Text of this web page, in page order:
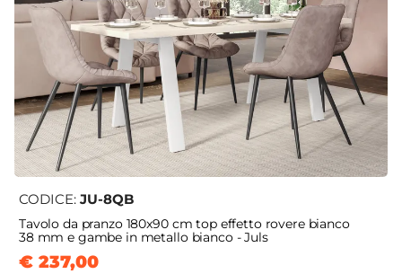
CODICE: JU-8QB
Tavolo da pranzo 180x90 cm top effetto rovere bianco
38 mm e gambe in metallo bianco - Juls
€ 237,00